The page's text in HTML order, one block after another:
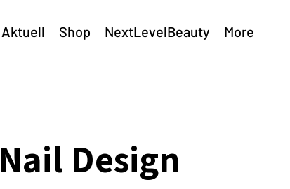
Aktuell Shop NextLevelBeauty More
Nail Design